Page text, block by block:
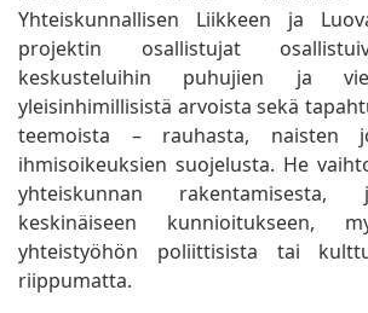
Yhteiskunnallisen Liikkeen ja
projektin osallistujat
keskusteluihin puhujien ja
yleisinhimillisistä arvoista sekä
teemoista – rauhasta, naisten
ihmisoikeuksien suojelusta. He
yhteiskunnan
keskinäiseen kunnioitukseen,
yhteistyöhön poliittisista tai
riippumatta.